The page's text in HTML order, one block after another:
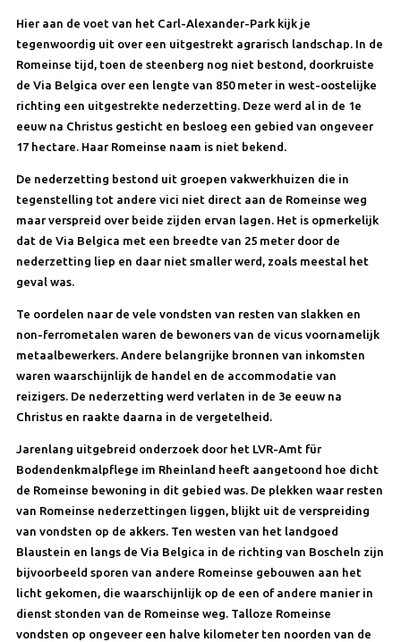
Hier aan de voet van het Carl-Alexander-Park kijk je
tegenwoordig uit over een uitgestrekt agrarisch landschap. In de
Romeinse tijd, toen de steenberg nog niet bestond, doorkruiste
de Via Belgica over een lengte van 850 meter in west-oostelijke
richting een uitgestrekte nederzetting. Deze werd al in de 1e
eeuw na Christus gesticht en besloeg een gebied van ongeveer
17 hectare. Haar Romeinse naam is niet bekend.
De nederzetting bestond uit groepen vakwerkhuizen die in
tegenstelling tot andere vici niet direct aan de Romeinse weg
maar verspreid over beide zijden ervan lagen. Het is opmerkelijk
dat de Via Belgica met een breedte van 25 meter door de
nederzetting liep en daar niet smaller werd, zoals meestal het
geval was.
Te oordelen naar de vele vondsten van resten van slakken en
non-ferrometalen waren de bewoners van de vicus voornamelijk
metaalbewerkers. Andere belangrijke bronnen van inkomsten
waren waarschijnlijk de handel en de accommodatie van
reizigers. De nederzetting werd verlaten in de 3e eeuw na
Christus en raakte daarna in de vergetelheid.
Jarenlang uitgebreid onderzoek door het LVR-Amt für
Bodendenkmalpflege im Rheinland heeft aangetoond hoe dicht
de Romeinse bewoning in dit gebied was. De plekken waar resten
van Romeinse nederzettingen liggen, blijkt uit de verspreiding
van vondsten op de akkers. Ten westen van het landgoed
Blaustein en langs de Via Belgica in de richting van Boscheln zijn
bijvoorbeeld sporen van andere Romeinse gebouwen aan het
licht gekomen, die waarschijnlijk op de een of andere manier in
dienst stonden van de Romeinse weg. Talloze Romeinse
vondsten op ongeveer een halve kilometer ten noorden van de